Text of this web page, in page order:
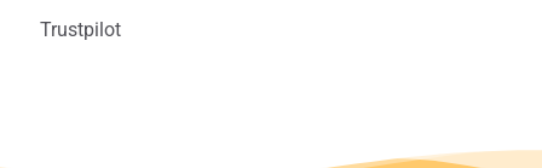
Trustpilot